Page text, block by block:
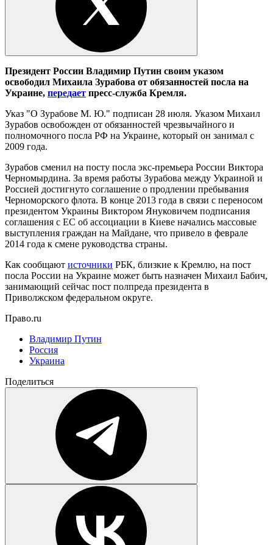
Президент России Владимир Путин своим указом
освободил Михаила Зурабова от обязанностей посла на
Украине, передает пресс-служба Кремля.
Указ "О Зурабове М. Ю." подписан 28 июля. Указом Михаил
Зурабов освобожден от обязанностей чрезвычайного и
полномочного посла РФ на Украине, который он занимал с
2009 года.
Зурабов сменил на посту посла экс-премьера России Виктора
Черномырдина. За время работы Зурабова между Украиной и
Россией достигнуто соглашение о продлении пребывания
Черноморского флота. В конце 2013 года в связи с переносом
президентом Украины Виктором Януковичем подписания
соглашения с ЕС об ассоциации в Киеве начались массовые
выступления граждан на Майдане, что привело в феврале
2014 года к смене руководства страны.
Как сообщают источники РБК, близкие к Кремлю, на пост
посла России на Украине может быть назначен Михаил Бабич,
занимающий сейчас пост полпреда президента в
Приволжском федеральном округе.
Право.ru
Владимир Путин
Россия
Украина
Поделиться